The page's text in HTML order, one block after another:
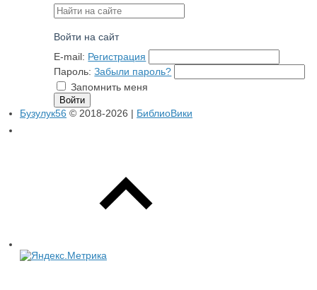
Войти на сайт
E-mail: Регистрация
Пароль: Забыли пароль?
Запомнить меня
Бузулук56 © 2018-2026 | БиблиоВики